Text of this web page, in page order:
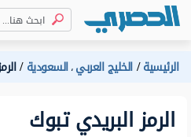
الرئيسية الخليج العربي،السعودية
الرمز البريدي تبوك